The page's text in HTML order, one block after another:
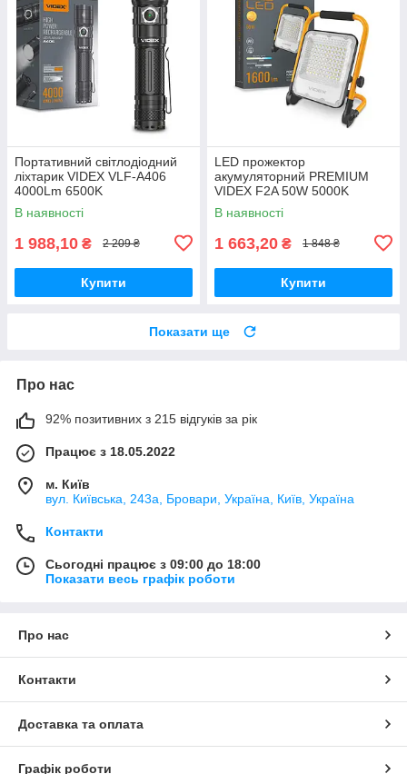
Портативний світлодіодний
ліхтарик VIDEX VLF-A406
4000Lm 6500K
В наявності
1 988,10 ₴ 2 209 ₴
Купити
LED прожектор
акумуляторний PREMIUM
VIDEX F2A 50W 5000K
В наявності
1 663,20 ₴ 1 848 ₴
Купити
Показати ще
Про нас
92% позитивних з 215 відгуків за рік
Працює з 18.05.2022
м. Київ
вул. Київська, 243а, Бровари, Україна, Київ, Україна
Контакти
Сьогодні працює з 09:00 до 18:00
Показати весь графік роботи
Про нас
Контакти
Доставка та оплата
Графік роботи